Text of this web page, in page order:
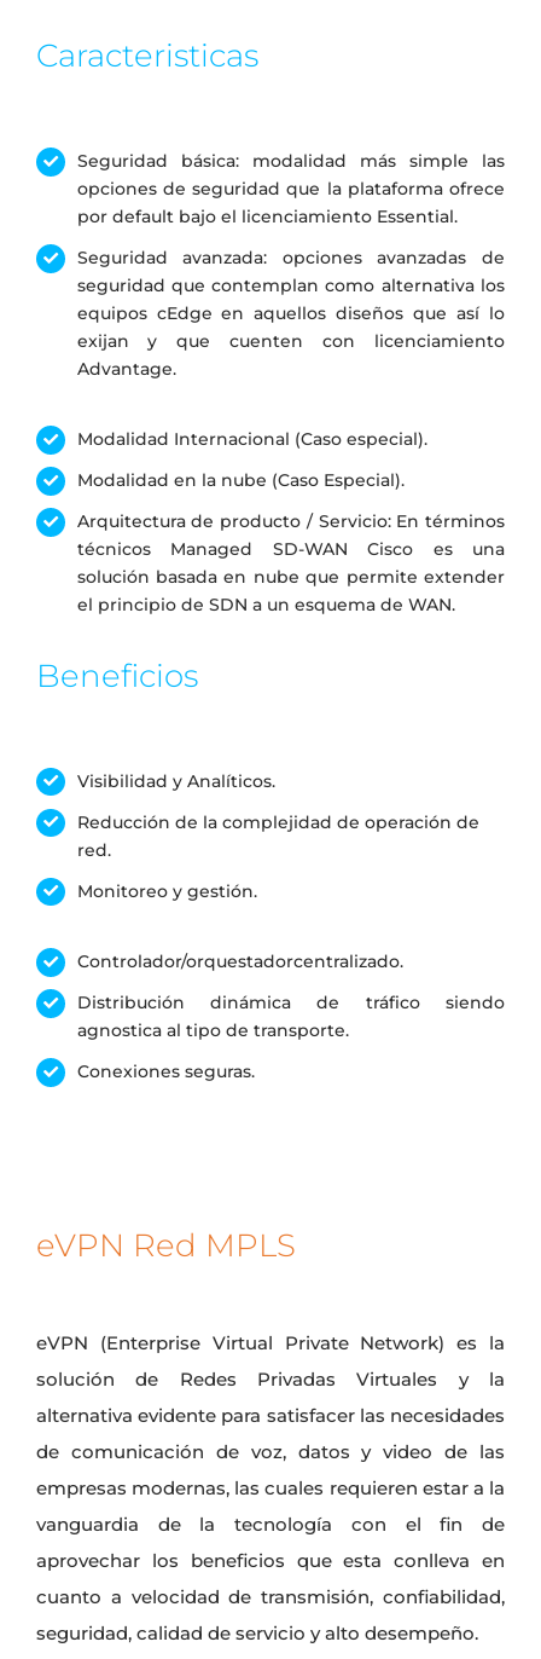
Caracteristicas
Seguridad básica: modalidad más simple las
opciones de seguridad que la plataforma ofrece
por default bajo el licenciamiento Essential.
Seguridad avanzada: opciones avanzadas de
seguridad que contemplan como alternativa los
equipos cEdge en aquellos diseños que así lo
exijan y que cuenten con licenciamiento
Advantage.
Modalidad Internacional (Caso especial).
Modalidad en la nube (Caso Especial).
Arquitectura de producto / Servicio: En términos
técnicos Managed SD-WAN Cisco es una
solución basada en nube que permite extender
el principio de SDN a un esquema de WAN.
Beneficios
Visibilidad y Analíticos.
Reducción de la complejidad de operación de
red.
Monitoreo y gestión.
Controlador/orquestadorcentralizado.
Distribución dinámica de tráfico siendo
agnostica al tipo de transporte.
Conexiones seguras.
eVPN Red MPLS
eVPN (Enterprise Virtual Private Network) es la
solución de Redes Privadas Virtuales y la
alternativa evidente para satisfacer las necesidades
de comunicación de voz, datos y video de las
empresas modernas, las cuales requieren estar a la
vanguardia de la tecnología con el fin de
aprovechar los beneficios que esta conlleva en
cuanto a velocidad de transmisión, confiabilidad,
seguridad, calidad de servicio y alto desempeño.